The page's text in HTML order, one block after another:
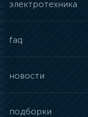
электротехника
faq
новости
подборки